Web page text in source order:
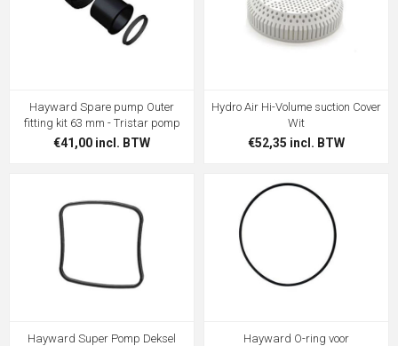
Hayward Spare pump Outer
fitting kit 63 mm - Tristar pomp
€41,00 incl. BTW
Hydro Air Hi-Volume suction Cover
Wit
€52,35 incl. BTW
Hayward Super Pomp Deksel
Hayward O-ring voor